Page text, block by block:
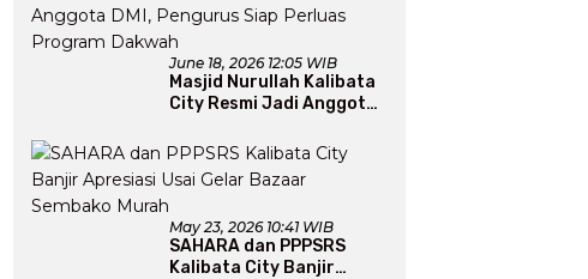
June 18, 2026 12:05 WIB
Masjid Nurullah Kalibata
City Resmi Jadi Anggota
Perluas Program Dakwah
May 23, 2026 10:41 WIB
SAHARA dan PPPSRS
Kalibata City Banjir